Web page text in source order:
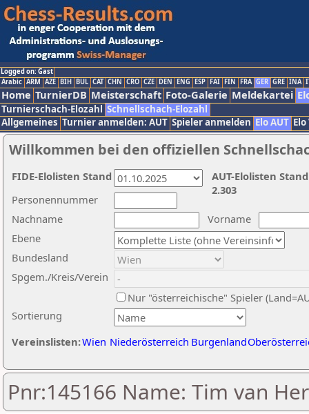
Logged on: Gast
Arabic ARM AZE BIH BUL CAT CHN CRO CZE DEN ENG ESP FAI FIN FRA GER GRE INA
Home TurnierDB Meisterschaft Foto-Galerie Meldekartei
Turnierschach-Elozahl Schnellschach-Elozahl
Allgemeines Turnier anmelden: AUT Spieler anmelden Elo AUT
Willkommen bei den offiziellen
Nachname
Vorname
Ebene
Sortierung
Personennummer
Bundesland
Spgem./Kreis/Verein
Nur "österreichische" Spieler
Vereinslisten:Wien Niederösterreich Burgenland
AUT-Elolisten
2.303
FIDE-Elolisten Stand
Pnr:145166 Name: Tim van